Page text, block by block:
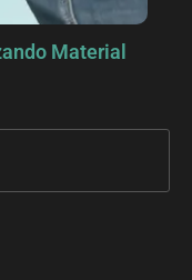
Material